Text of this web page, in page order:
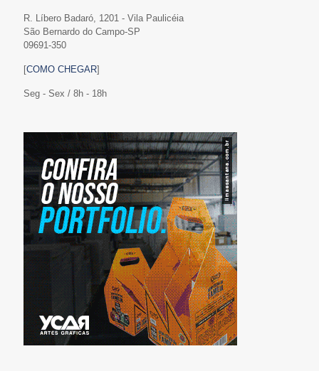
R. Líbero Badaró, 1201 - Vila Paulicéia
São Bernardo do Campo-SP
09691-350
[COMO CHEGAR]
Seg - Sex / 8h - 18h